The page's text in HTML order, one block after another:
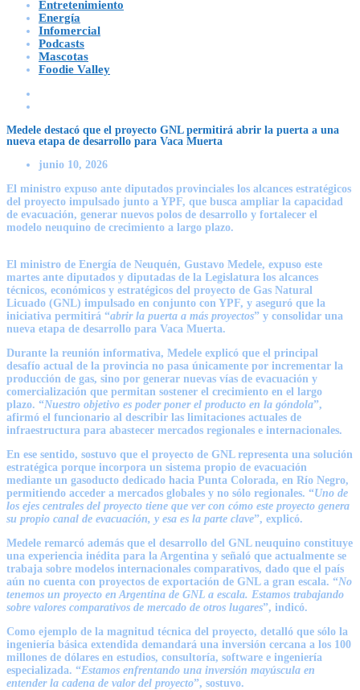
Entretenimiento
Energía
Infomercial
Podcasts
Mascotas
Foodie Valley
Medele destacó que el proyecto GNL permitirá abrir la puerta a una
nueva etapa de desarrollo para Vaca Muerta
junio 10, 2026
El ministro expuso ante diputados provinciales los alcances estratégicos
del proyecto impulsado junto a YPF, que busca ampliar la capacidad
de evacuación, generar nuevos polos de desarrollo y fortalecer el
modelo neuquino de crecimiento a largo plazo.
El ministro de Energía de Neuquén, Gustavo Medele, expuso este
martes ante diputados y diputadas de la Legislatura los alcances
técnicos, económicos y estratégicos del proyecto de Gas Natural
Licuado (GNL) impulsado en conjunto con YPF, y aseguró que la
iniciativa permitirá “abrir la puerta a más proyectos” y consolidar una
nueva etapa de desarrollo para Vaca Muerta.
Durante la reunión informativa, Medele explicó que el principal
desafío actual de la provincia no pasa únicamente por incrementar la
producción de gas, sino por generar nuevas vías de evacuación y
comercialización que permitan sostener el crecimiento en el largo
plazo. “Nuestro objetivo es poder poner el producto en la góndola”,
afirmó el funcionario al describir las limitaciones actuales de
infraestructura para abastecer mercados regionales e internacionales.
En ese sentido, sostuvo que el proyecto de GNL representa una solución
estratégica porque incorpora un sistema propio de evacuación
mediante un gasoducto dedicado hacia Punta Colorada, en Río Negro,
permitiendo acceder a mercados globales y no sólo regionales. “Uno de
los ejes centrales del proyecto tiene que ver con cómo este proyecto genera
su propio canal de evacuación, y esa es la parte clave”, explicó.
Medele remarcó además que el desarrollo del GNL neuquino constituye
una experiencia inédita para la Argentina y señaló que actualmente se
trabaja sobre modelos internacionales comparativos, dado que el país
aún no cuenta con proyectos de exportación de GNL a gran escala. “No
tenemos un proyecto en Argentina de GNL a escala. Estamos trabajando
sobre valores comparativos de mercado de otros lugares”, indicó.
Como ejemplo de la magnitud técnica del proyecto, detalló que sólo la
ingeniería básica extendida demandará una inversión cercana a los 100
millones de dólares en estudios, consultoría, software e ingeniería
especializada. “Estamos enfrentando una inversión mayúscula en
entender la cadena de valor del proyecto”, sostuvo.